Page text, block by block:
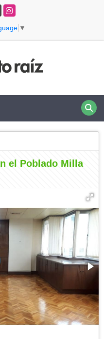
Instagram
▼
el Poblado Milla